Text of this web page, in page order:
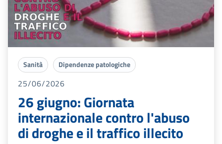
Sanità Dipendenze patologiche
25/06/2026
26 giugno: Giornata
internazionale contro l'abuso
di droghe e il traffico illecito